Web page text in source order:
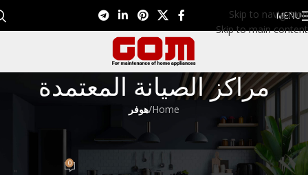
Skip to navigation
Skip to main content
MENU
مراكز الصيانة المعتمدة
Home
/هوفر
هوفر
رقم توكيل هوفر 01099948826
Eman EL NagarOn سبتمبر 10, 2022 0